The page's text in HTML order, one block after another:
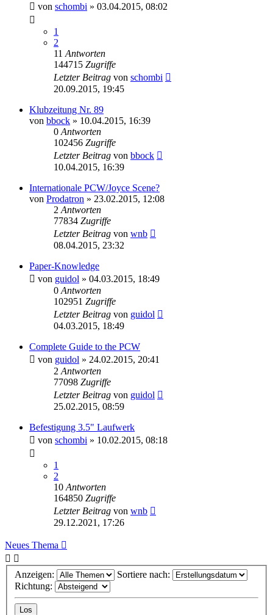
von schombi » 03.04.2015, 08:02
1
2
11 Antworten
144715 Zugriffe
Letzter Beitrag von schombi
20.09.2015, 19:45
Klubzeitung Nr. 89
von bbock » 10.04.2015, 16:39
0 Antworten
102456 Zugriffe
Letzter Beitrag von bbock
10.04.2015, 16:39
Internationale PCW/Joyce Scene?
von Prodatron » 23.02.2015, 12:08
2 Antworten
77834 Zugriffe
Letzter Beitrag von wnb
08.04.2015, 23:32
Paper-Knowledge
von guidol » 04.03.2015, 18:49
0 Antworten
102951 Zugriffe
Letzter Beitrag von guidol
04.03.2015, 18:49
Complete Guide to the PCW
von guidol » 24.02.2015, 20:41
2 Antworten
77098 Zugriffe
Letzter Beitrag von guidol
25.02.2015, 08:59
Befestigung 3.5" Laufwerk
von schombi » 10.02.2015, 08:18
1
2
10 Antworten
164850 Zugriffe
Letzter Beitrag von wnb
29.12.2021, 17:26
Neues Thema
Anzeigen:
Sortiere nach:
Richtung: